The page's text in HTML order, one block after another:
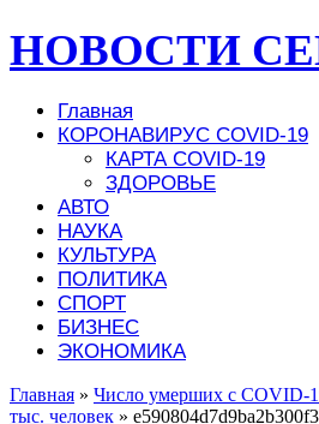
НОВОСТИ
Главная
КОРОНАВИРУС COVID-19
КАРТА COVID-19
ЗДОРОВЬЕ
АВТО
НАУКА
КУЛЬТУРА
ПОЛИТИКА
СПОРТ
БИЗНЕС
ЭКОНОМИКА
Главная » Число умерших с COVID-
тыс. человек »